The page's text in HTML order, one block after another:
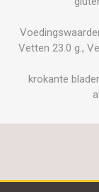
Vetten 23.0 g.,
krokante